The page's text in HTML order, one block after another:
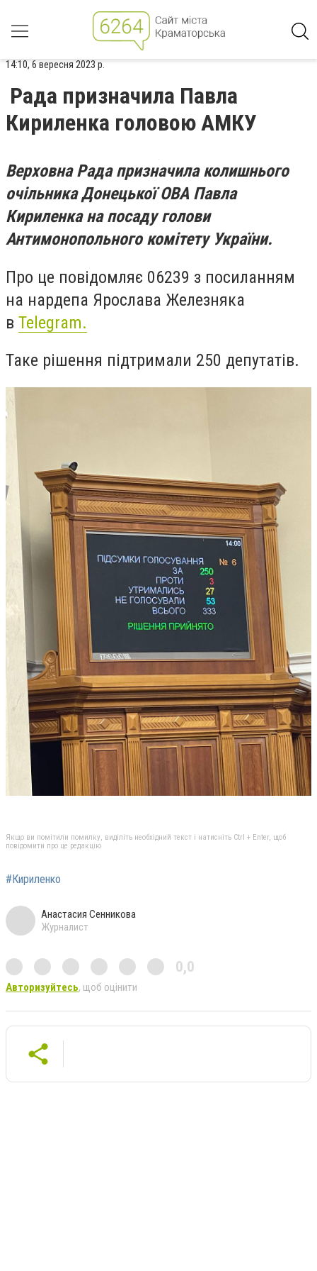
14:10, 6 вересня 2023 р.
Рада призначила Павла
Кириленка головою АМКУ
Верховна Рада призначила колишнього
очільника Донецької ОВА Павла
Кириленка на посаду голови
Антимонопольного комітету України.
Про це повідомляє 06239 з посиланням
на нардепа Ярослава Железняка
в Telegram.
Таке рішення підтримали 250 депутатів.
Якщо ви помітили помилку, виділіть необхідний текст і натисніть Ctrl + Enter, щоб
повідомити про це редакцію
#Кириленко
Анастасия Сенникова
Журналист
0,0
Авторизуйтесь, щоб оцінити